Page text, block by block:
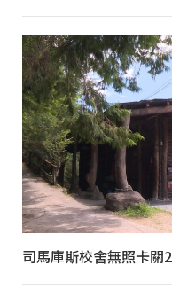
司馬庫斯校舍無照卡關